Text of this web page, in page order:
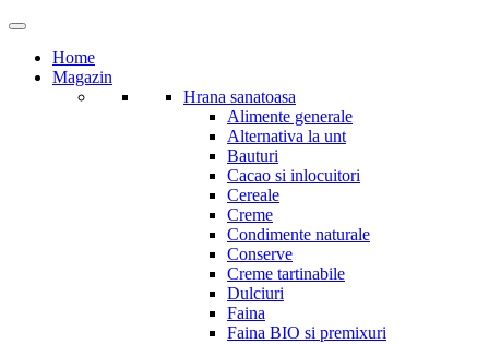
Home
Magazin
Hrana sanatoasa
Alimente generale
Alternativa la unt
Bauturi
Cacao si inlocuitori
Cereale
Creme
Condimente naturale
Conserve
Creme tartinabile
Dulciuri
Faina
Faina BIO si premixuri